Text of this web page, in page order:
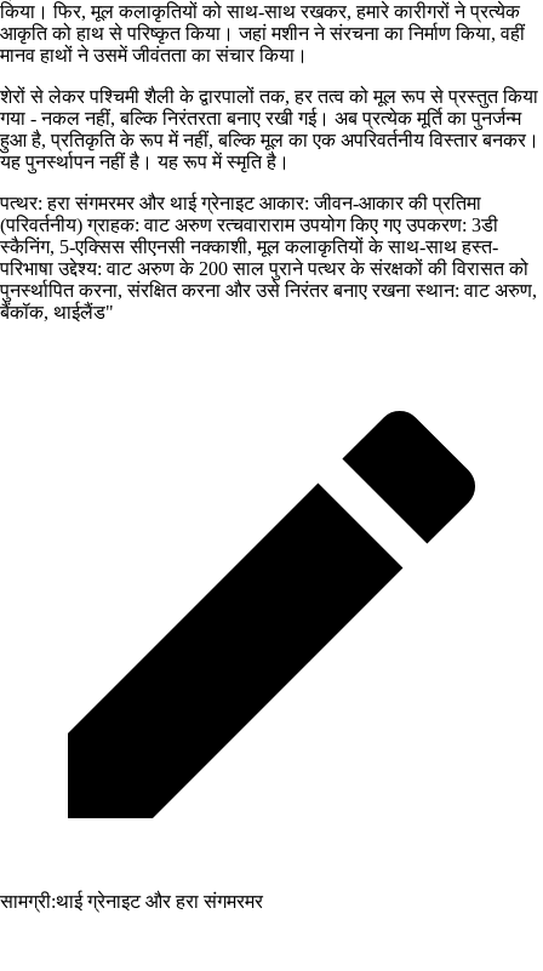
किया। फिर, मूल कलाकृतियों को साथ-साथ रखकर, हमारे कारीगरों ने प्रत्येक
आकृति को हाथ से परिष्कृत किया। जहां मशीन ने संरचना का निर्माण किया, वहीं
मानव हाथों ने उसमें जीवंतता का संचार किया।
शेरों से लेकर पश्चिमी शैली के द्वारपालों तक, हर तत्व को मूल रूप से प्रस्तुत किया
गया - नकल नहीं, बल्कि निरंतरता बनाए रखी गई। अब प्रत्येक मूर्ति का पुनर्जन्म
हुआ है, प्रतिकृति के रूप में नहीं, बल्कि मूल का एक अपरिवर्तनीय विस्तार बनकर।
यह पुनर्स्थापन नहीं है। यह रूप में स्मृति है।
पत्थर: हरा संगमरमर और थाई ग्रेनाइट आकार: जीवन-आकार की प्रतिमा
(परिवर्तनीय) ग्राहक: वाट अरुण रत्चवाराराम उपयोग किए गए उपकरण: 3डी
स्कैनिंग, 5-एक्सिस सीएनसी नक्काशी, मूल कलाकृतियों के साथ-साथ हस्त-
परिभाषा उद्देश्य: वाट अरुण के 200 साल पुराने पत्थर के संरक्षकों की विरासत को
पुनर्स्थापित करना, संरक्षित करना और उसे निरंतर बनाए रखना स्थान: वाट अरुण,
बैंकॉक, थाईलैंड"
सामग्री:थाई ग्रेनाइट और हरा संगमरमर